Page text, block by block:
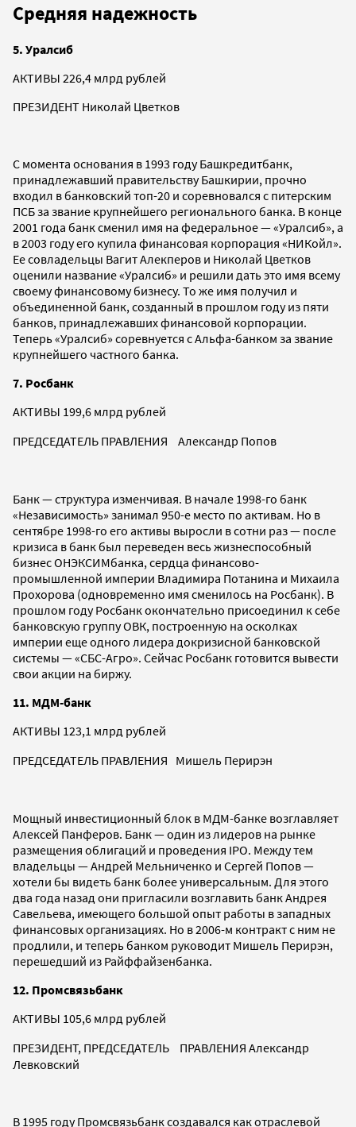
Средняя надежность
5. Уралсиб
АКТИВЫ 226,4 млрд рублей
ПРЕЗИДЕНТ Николай Цветков
С момента основания в 1993 году Башкредитбанк,
принадлежавший правительству Башкирии, прочно
входил в банковский топ-20 и соревновался с питерским
ПСБ за звание крупнейшего регионального банка. В конце
2001 года банк сменил имя на федеральное — «Уралсиб», а
в 2003 году его купила финансовая корпорация «НИКойл».
Ее совладельцы Вагит Алекперов и Николай Цветков
оценили название «Уралсиб» и решили дать это имя всему
своему финансовому бизнесу. То же имя получил и
объединенной банк, созданный в прошлом году из пяти
банков, принадлежавших финансовой корпорации.
Теперь «Уралсиб» соревнуется с Альфа-банком за звание
крупнейшего частного банка.
7. Росбанк
АКТИВЫ 199,6 млрд рублей
ПРЕДСЕДАТЕЛЬ ПРАВЛЕНИЯ Александр Попов
Банк — структура изменчивая. В начале 1998-го банк
«Независимость» занимал 950-е место по активам. Но в
сентябре 1998-го его активы выросли в сотни раз — после
кризиса в банк был переведен весь жизнеспособный
бизнес ОНЭКСИМбанка, сердца финансово-
промышленной империи Владимира Потанина и Михаила
Прохорова (одновременно имя сменилось на Росбанк). В
прошлом году Росбанк окончательно присоединил к себе
банковскую группу ОВК, построенную на осколках
империи еще одного лидера докризисной банковской
системы — «СБС-Агро». Сейчас Росбанк готовится вывести
свои акции на биржу.
11. МДМ-банк
АКТИВЫ 123,1 млрд рублей
ПРЕДСЕДАТЕЛЬ ПРАВЛЕНИЯ Мишель Перирэн
Мощный инвестиционный блок в МДМ-банке возглавляет
Алексей Панферов. Банк — один из лидеров на рынке
размещения облигаций и проведения IPO. Между тем
владельцы — Андрей Мельниченко и Сергей Попов —
хотели бы видеть банк более универсальным. Для этого
два года назад они пригласили возглавить банк Андрея
Савельева, имеющего большой опыт работы в западных
финансовых организациях. Но в 2006-м контракт с ним не
продлили, и теперь банком руководит Мишель Перирэн,
перешедший из Райффайзенбанка.
12. Промсвязьбанк
АКТИВЫ 105,6 млрд рублей
ПРЕЗИДЕНТ, ПРЕДСЕДАТЕЛЬ ПРАВЛЕНИЯ Александр
Левковский
В 1995 году Промсвязьбанк создавался как отраслевой